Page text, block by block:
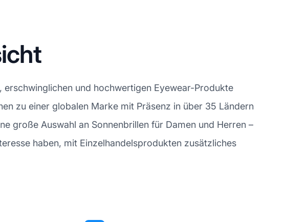
und hochwertigen Eyewear-Produkte
zu einer globalen Marke mit Präsenz in über 35 Ländern
große Auswahl an Sonnenbrillen für Damen und Herren –
haben, mit Einzelhandelsprodukten zusätzliches